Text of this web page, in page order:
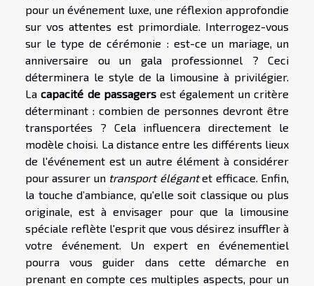
pour un événement luxe, une réflexion approfondie
sur vos attentes est primordiale. Interrogez-vous
sur le type de cérémonie : est-ce un mariage, un
anniversaire ou un gala professionnel ? Ceci
déterminera le style de la limousine à privilégier.
Lacapacité de passagersest également un critère
déterminant : combien de personnes devront être
transportées ? Cela influencera directement le
modèle choisi. La distance entre les différents lieux
de l'événement est un autre élément à considérer
pour assurer un transport élégantet efficace. Enfin,
la touche d’ambiance, qu'elle soit classique ou plus
originale, est à envisager pour que la limousine
spéciale reflète l'esprit que vous désirez insuffler à
votre événement. Un expert en événementiel
pourra vous guider dans cette démarche en
prenant en compte ces multiples aspects, pour un